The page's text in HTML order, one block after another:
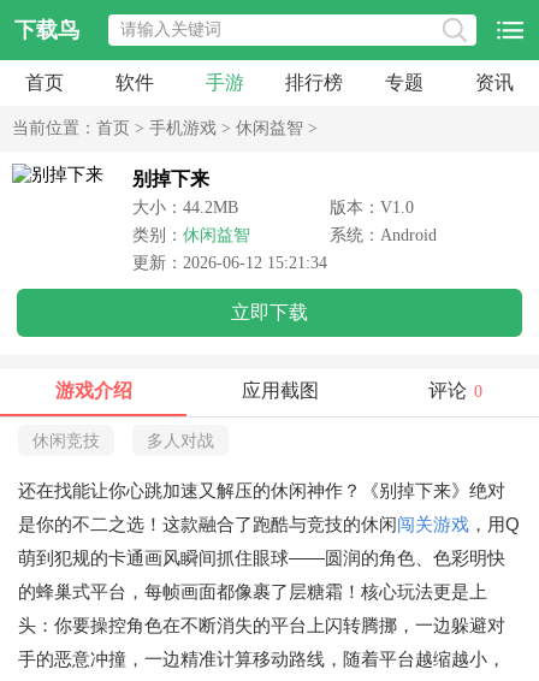
下载鸟
首页 软件 手游 排行榜 专题 资讯
当前位置： 首页 > 手机游戏 > 休闲益智 >
别掉下来
大小：44.2MB
版本：V1.0
类别： 休闲益智
系统：Android
更新：2026-06-12 15:21:34
立即下载
游戏介绍 应用截图 评论 0
休闲竞技 多人对战
还在找能让你心跳加速又解压的休闲神作？《别掉下来》绝对
是你的不二之选！这款融合了跑酷与竞技的休闲闯关游戏 ，用Q
萌到犯规的卡通画风瞬间抓住眼球——圆润的角色、色彩明快
的蜂巢式平台，每帧画面都像裹了层糖霜！核心玩法更是上
头：你要操控角色在不断消失的平台上闪转腾挪，一边躲避对
手的恶意冲撞，一边精准计算移动路线，随着平台越缩越小，